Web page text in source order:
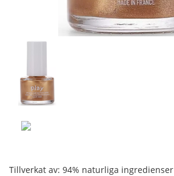
Tillverkat av: 94% naturliga ingredienser